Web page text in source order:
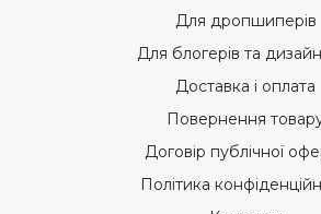
Для дропшиперів
Для блогерів та
Доставка і оплата
Повернення
Договір публічної
Політика